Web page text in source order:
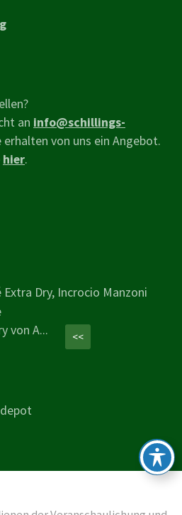
an info@schillings-
erhalten von uns ein Angebot.
hier.
Extra Dry, Incrocio Manzoni
von A...
<<